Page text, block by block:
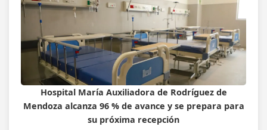
Hospital María Auxiliadora de Rodríguez de
Mendoza alcanza 96 % de avance y se prepara para
su próxima recepción